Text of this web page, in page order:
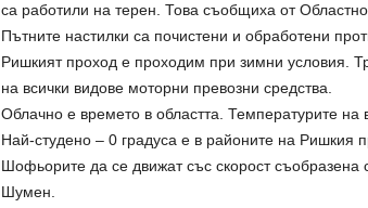
са работили на терен. Това съобщиха от
Пътните настилки са почистени и обработени
Ришкият проход е проходим при зимни условия.
на всички видове моторни превозни средства.
Облачно е времето в областта. Температурите на
Най-студено – 0 градуса е в районите на Ришкия
Шофьорите да се движат със скорост
Шумен.